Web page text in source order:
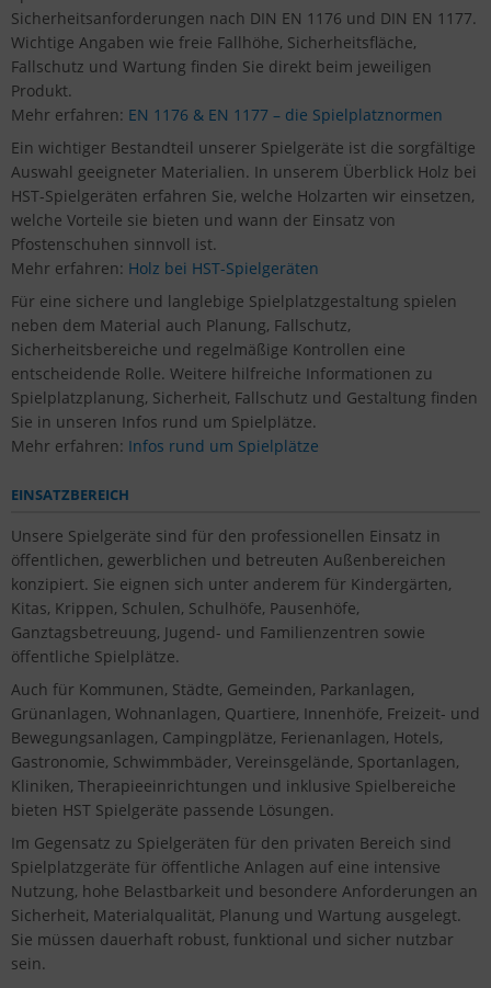
Sicherheitsanforderungen nach DIN EN 1176 und DIN EN 1177.
Wichtige Angaben wie freie Fallhöhe, Sicherheitsfläche,
Fallschutz und Wartung finden Sie direkt beim jeweiligen
Produkt.
Mehr erfahren: EN 1176 & EN 1177 – die Spielplatznormen
Ein wichtiger Bestandteil unserer Spielgeräte ist die sorgfältige
Auswahl geeigneter Materialien. In unserem Überblick Holz bei
HST-Spielgeräten erfahren Sie, welche Holzarten wir einsetzen,
welche Vorteile sie bieten und wann der Einsatz von
Pfostenschuhen sinnvoll ist.
Mehr erfahren: Holz bei HST-Spielgeräten
Für eine sichere und langlebige Spielplatzgestaltung spielen
neben dem Material auch Planung, Fallschutz,
Sicherheitsbereiche und regelmäßige Kontrollen eine
entscheidende Rolle. Weitere hilfreiche Informationen zu
Spielplatzplanung, Sicherheit, Fallschutz und Gestaltung finden
Sie in unseren Infos rund um Spielplätze.
Mehr erfahren: Infos rund um Spielplätze
EINSATZBEREICH
Unsere Spielgeräte sind für den professionellen Einsatz in
öffentlichen, gewerblichen und betreuten Außenbereichen
konzipiert. Sie eignen sich unter anderem für Kindergärten,
Kitas, Krippen, Schulen, Schulhöfe, Pausenhöfe,
Ganztagsbetreuung, Jugend- und Familienzentren sowie
öffentliche Spielplätze.
Auch für Kommunen, Städte, Gemeinden, Parkanlagen,
Grünanlagen, Wohnanlagen, Quartiere, Innenhöfe, Freizeit- und
Bewegungsanlagen, Campingplätze, Ferienanlagen, Hotels,
Gastronomie, Schwimmbäder, Vereinsgelände, Sportanlagen,
Kliniken, Therapieeinrichtungen und inklusive Spielbereiche
bieten HST Spielgeräte passende Lösungen.
Im Gegensatz zu Spielgeräten für den privaten Bereich sind
Spielplatzgeräte für öffentliche Anlagen auf eine intensive
Nutzung, hohe Belastbarkeit und besondere Anforderungen an
Sicherheit, Materialqualität, Planung und Wartung ausgelegt.
Sie müssen dauerhaft robust, funktional und sicher nutzbar
sein.